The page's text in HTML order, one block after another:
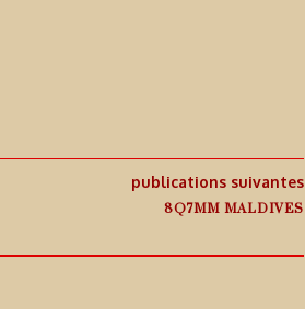
publications suivantes
8Q7MM MALDIVES